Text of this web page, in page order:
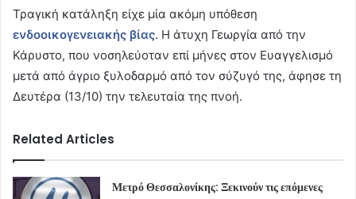
Τραγική κατάληξη είχε μία ακόμη υπόθεση
ενδοοικογενειακής βίας. Η άτυχη Γεωργία από την
Κάρυστο, που νοσηλεύοταν επί μήνες στον Ευαγγελισμό
μετά από άγριο ξυλοδαρμό από τον σύζυγό της, άφησε τη
Δευτέρα (13/10) την τελευταία της πνοή.
Related Articles
Μετρό Θεσσαλονίκης: Ξεκινούν τις επόμενες